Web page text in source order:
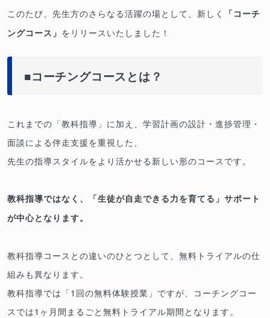
このたび、先生方のさらなる活躍の場として、新しく
「コーチ
ングコース」 をリリースいたしました！
■コーチングコースとは？
これまでの「教科指導」に加え、学習計画の設計・進捗管理・
面談による伴走支援を重視した、
先生の指導スタイルをより活かせる新しい形のコースです。
教科指導ではなく、「生徒が自走できる力を育てる」サポート
が中心となります。
教科指導コースとの違いのひとつとして、無料トライアルの仕
組みも異なります。
教科指導では「1回の無料体験授業」ですが、コーチングコー
スでは1ヶ月間まるごと無料トライアル期間となります。